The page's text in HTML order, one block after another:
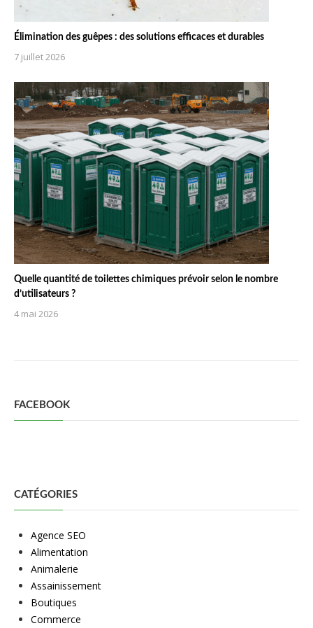
Élimination des guêpes : des solutions efficaces et durables
7 juillet 2026
Quelle quantité de toilettes chimiques prévoir selon le nombre
d’utilisateurs ?
4 mai 2026
FACEBOOK
CATÉGORIES
Agence SEO
Alimentation
Animalerie
Assainissement
Boutiques
Commerce